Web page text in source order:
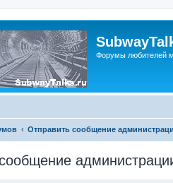
Форумы любителей
Отправить сообщение